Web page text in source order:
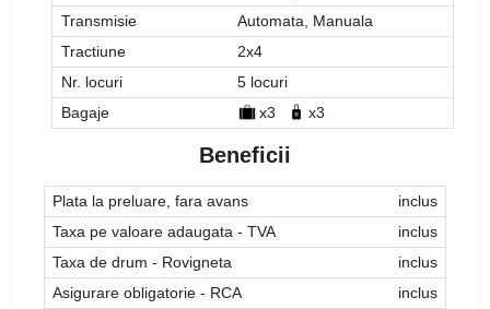
Transmisie
Automata, Manuala
Tractiune
2x4
Nr. locuri
5 locuri
Bagaje
x3 x3
Beneficii
Plata la preluare, fara avans
inclus
Taxa pe valoare adaugata - TVA
inclus
Taxa de drum - Rovigneta
inclus
Asigurare obligatorie - RCA
inclus